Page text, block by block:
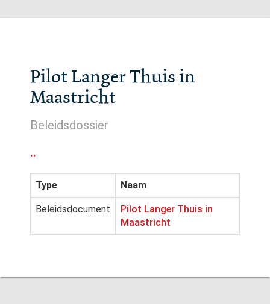
Pilot Langer Thuis in
Maastricht
Beleidsdossier
..
Type Naam
Beleidsdocument
Pilot Langer Thuis in
Maastricht